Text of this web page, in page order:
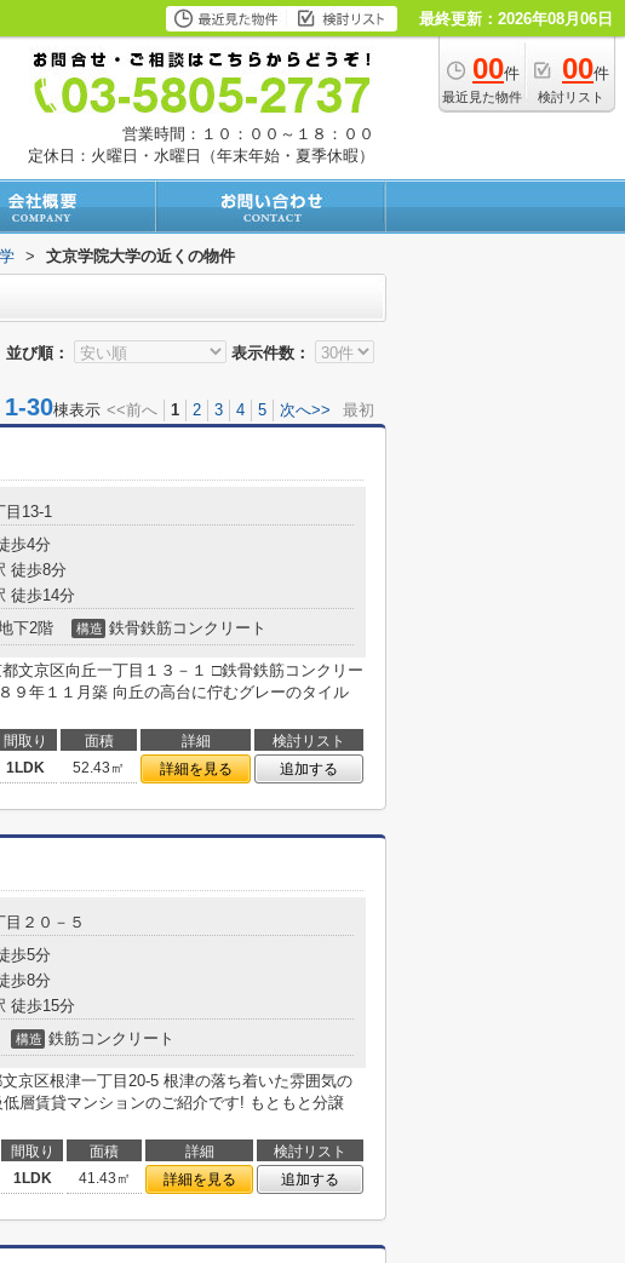
最終更新：2026年08月06日
00件
最近見た物件
00件
検討リスト
営業時間：１０：００～１８：００
定休日：火曜日・水曜日（年末年始・夏季休暇）
> 文京学院大学の近くの物件
並び順： 表示件数：
30棟表示 <<前へ 1 2 3 4 5 次へ>> 最初
目13-1
歩4分
徒歩8分
徒歩14分
下2階 構造 鉄骨鉄筋コンクリート
都文京区向丘一丁目１３－１ □鉄骨鉄筋コンクリー
年１１月築 向丘の高台に佇むグレーのタイル
間取り 面積 詳細
検討リスト
1LDK 52.43㎡ 詳細を見る 追加する
目２０－５
歩5分
歩8分
徒歩15分
構造 鉄筋コンクリート
京区根津一丁目20-5 根津の落ち着いた雰囲気の
層賃貸マンションのご紹介です! もともと分譲
間取り 面積 詳細
検討リスト
1LDK 41.43㎡ 詳細を見る 追加する